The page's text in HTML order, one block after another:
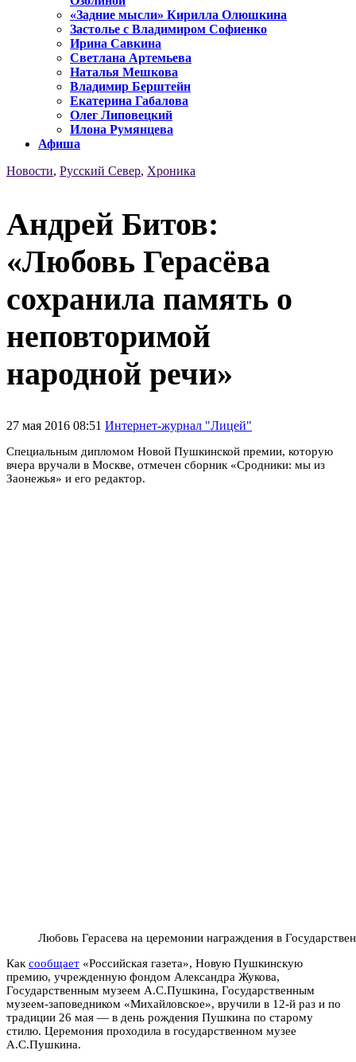
«Задние мысли» Кирилла Олюшкина
Застолье с Владимиром Софиенко
Ирина Савкина
Светлана Артемьева
Наталья Мешкова
Владимир Берштейн
Екатерина Габалова
Олег Липовецкий
Илона Румянцева
Афиша
Новости, Русский Север, Хроника
Андрей Битов:
«Любовь Герасёва
сохранила память о
неповторимой
народной речи»
27 мая 2016 08:51 Интернет-журнал "Лицей"
Специальным дипломом Новой Пушкинской премии, которую
вчера вручали в Москве, отмечен сборник «Сродники: мы из
Заонежья» и его редактор.
Любовь Герасева на церемонии награждения в
Как сообщает «Российская газета», Новую Пушкинскую
премию, учрежденную фондом Александра Жукова,
Государственным музеем А.С.Пушкина, Государственным
музеем-заповедником «Михайловское», вручили в 12-й раз и по
традиции 26 мая — в день рождения Пушкина по старому
стилю. Церемония проходила в государственном музее
А.С.Пушкина.